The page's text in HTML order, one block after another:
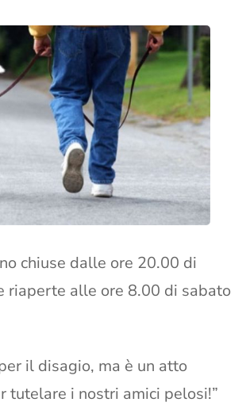
chiuse dalle ore 20.00 di
riaperte alle ore 8.00 di sabato
il disagio, ma è un atto
tutelare i nostri amici pelosi!”